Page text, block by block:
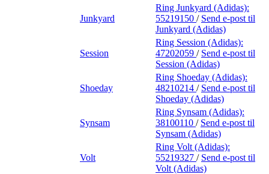
Junkyard
Ring Junkyard (Adidas):
55219150 / Send e-post til
Junkyard (Adidas)
Session
Ring Session (Adidas):
47202059 / Send e-post til
Session (Adidas)
Shoeday
Ring Shoeday (Adidas):
48210214 / Send e-post til
Shoeday (Adidas)
Synsam
Ring Synsam (Adidas):
38100110 / Send e-post til
Synsam (Adidas)
Volt
Ring Volt (Adidas):
55219327 / Send e-post til
Volt (Adidas)